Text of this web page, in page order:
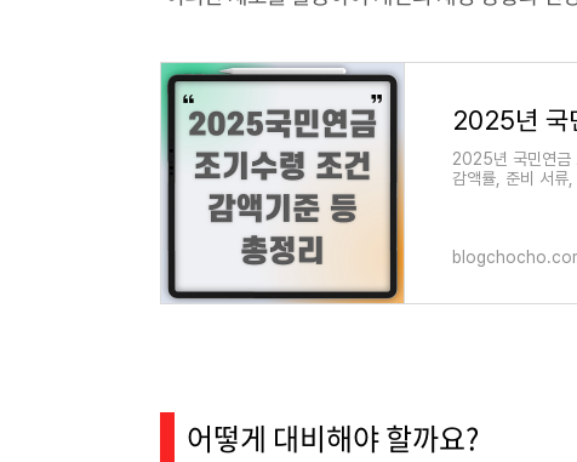
2025년 국
2025년 국민연금
감액률, 준비 서류
어떻게 대비해야 할까요?